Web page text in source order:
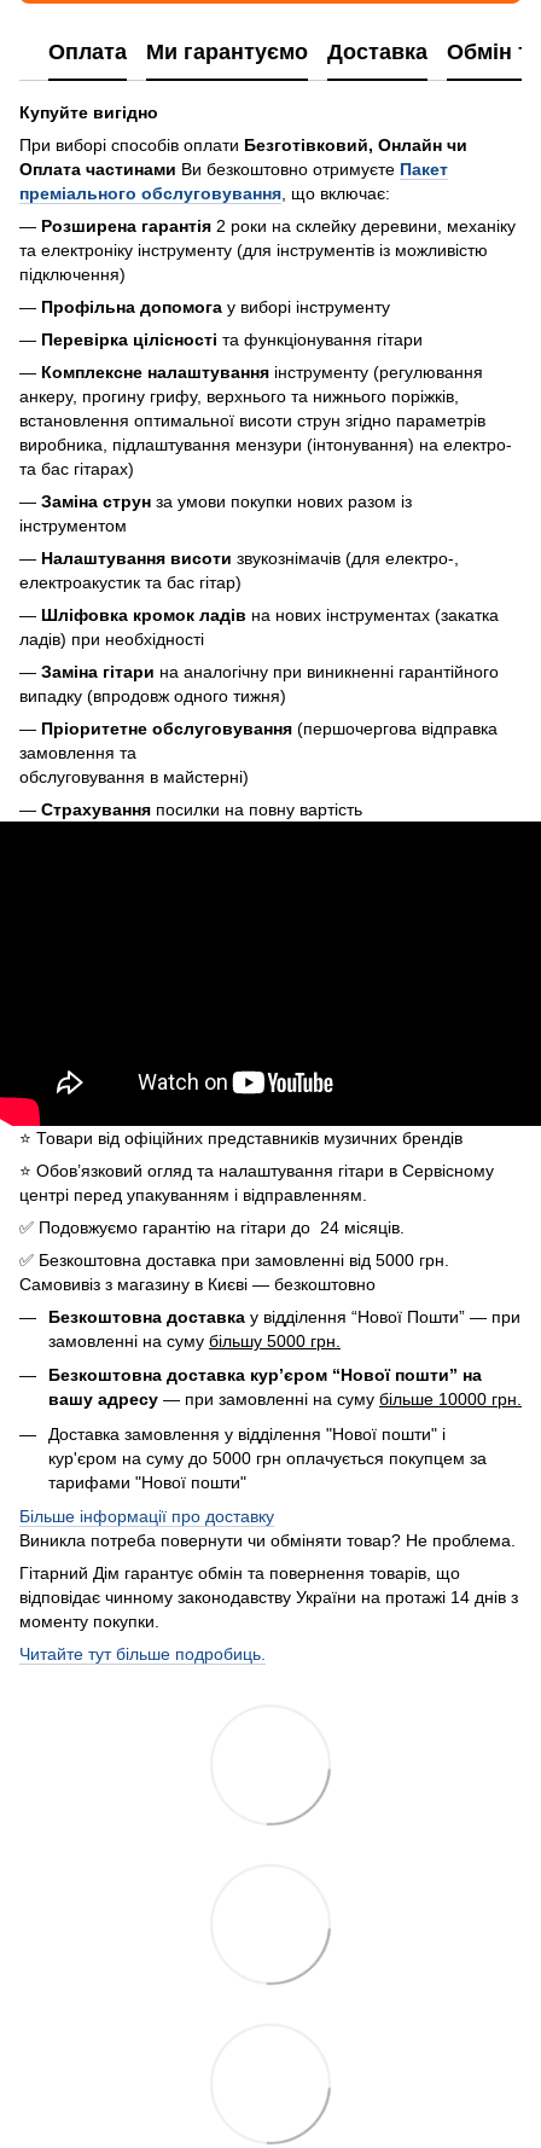
Оплата Ми гарантуємо Доставка Обмін
Купуйте вигідно
При виборі способів оплати Безготівковий, Онлайн чи
Оплата частинами Ви безкоштовно отримуєте Пакет
преміального обслуговування , що включає:
— Розширена гарантія 2 роки на склейку деревини, механіку
та електроніку інструменту (для інструментів із можливістю
підключення)
— Профільна допомога у виборі інструменту
— Перевірка цілісності та функціонування гітари
— Комплексне налаштування інструменту (регулювання
анкеру, прогину грифу, верхнього та нижнього поріжків,
встановлення оптимальної висоти струн згідно параметрів
виробника, підлаштування мензури (інтонування) на електро-
та бас гітарах)
— Заміна струн за умови покупки нових разом із
інструментом
— Налаштування висоти звукознімачів (для електро-,
електроакустик та бас гітар)
— Шліфовка кромок ладів на нових інструментах (закатка
ладів) при необхідності
— Заміна гітари на аналогічну при виникненні гарантійного
випадку (впродовж одного тижня)
— Пріоритетне обслуговування (першочергова відправка
замовлення та
обслуговування в майстерні)
— Страхування посилки на повну вартість
⭐️ Товари від офіційних представників музичних брендів
⭐️ Обов’язковий огляд та налаштування гітари в Сервісному
центрі перед упакуванням і відправленням.
✅ Подовжуємо гарантію на гітари до 24 місяців.
✅ Безкоштовна доставка при замовленні від 5000 грн.
Самовивіз з магазину в Києві — безкоштовно
Безкоштовна доставка у відділення “Нової Пошти” — при
замовленні на суму більшу 5000 грн.
Безкоштовна доставка кур’єром “Нової пошти” на
вашу адресу — при замовленні на суму більше 10000 грн.
Доставка замовлення у відділення "Нової пошти" і
кур'єром на суму до 5000 грн оплачується покупцем за
тарифами "Нової пошти"
Більше інформації про доставку
Виникла потреба повернути чи обміняти товар? Не проблема.
Гітарний Дім гарантує обмін та повернення товарів, що
відповідає чинному законодавству України на протажі 14 днів з
моменту покупки.
Читайте тут більше подробиць.